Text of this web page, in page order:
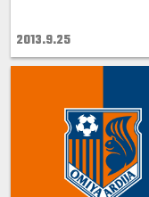
2013.9.25